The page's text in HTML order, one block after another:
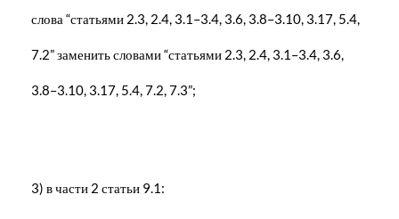
слова “статьями 2.3, 2.4, 3.1–3.4, 3.6, 3.8–3.10, 3.17, 5.4,
7.2” заменить словами “статьями 2.3, 2.4, 3.1–3.4, 3.6,
3.8–3.10, 3.17, 5.4, 7.2, 7.3”;
3) в части 2 статьи 9.1: